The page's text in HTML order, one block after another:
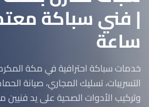
ساعة
خدمات سباكة احترافية في مكة
التسريبات، تسليك المجاري، صيانة
وتركيب الأدوات الصحية على يد فنيين